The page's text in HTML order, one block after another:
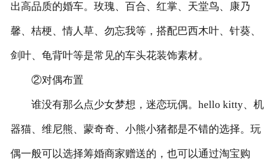
出高品质的婚车。玫瑰、百合、红掌、天堂鸟、康乃
馨、桔梗、情人草、勿忘我等，搭配巴西木叶、针葵、
剑叶、龟背叶等是常见的车头花装饰素材。
②对偶布置
谁没有那么点少女梦想，迷恋玩偶。hello kitty、机
器猫、维尼熊、蒙奇奇、小熊小猪都是不错的选择。玩
偶一般可以选择筹婚商家赠送的，也可以通过淘宝购